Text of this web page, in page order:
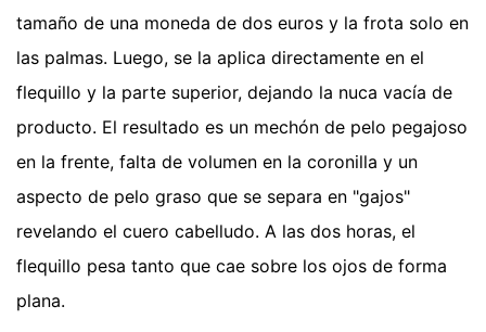
tamaño de una moneda de dos euros y la frota solo en
las palmas. Luego, se la aplica directamente en el
flequillo y la parte superior, dejando la nuca vacía de
producto. El resultado es un mechón de pelo pegajoso
en la frente, falta de volumen en la coronilla y un
aspecto de pelo graso que se separa en "gajos"
revelando el cuero cabelludo. A las dos horas, el
flequillo pesa tanto que cae sobre los ojos de forma
plana.